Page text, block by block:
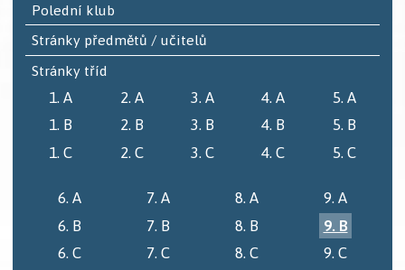
Polední klub
Stránky předmětů / učitelů
Stránky tříd
1. A
1. B
1. C
2. A
2. B
2. C
3. A
3. B
3. C
4. A
4. B
4. C
5. A
5. B
5. C
6. A
6. B
6. C
7. A
7. B
7. C
8. A
8. B
8. C
9. A
9. B
9. C